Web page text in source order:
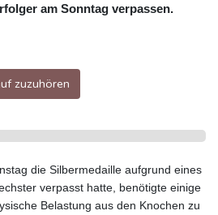
am Sonntag verpassen.
zuzuhören
die Silbermedaille aufgrund eines
verpasst hatte, benötigte einige
Belastung aus den Knochen zu